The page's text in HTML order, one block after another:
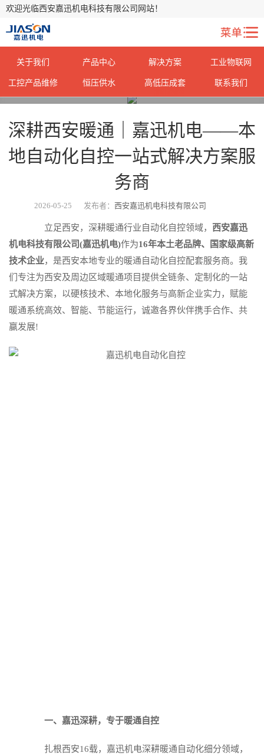
欢迎光临西安嘉迅机电科技有限公司网站！
关于我们 产品中心 解决方案 工业物联网
工控产品维修 恒压供水 高低压成套
联系我们
深耕西安暖通｜嘉迅机电——本
地自动化自控一站式解决方案服
务商
2026-05-25 发布者： 西安嘉迅机电科技有限公司
立足西安，深耕暖通行业自动化自控领域， 西安嘉迅
机电科技有限公司(嘉迅机电)作为16年本土老品牌、国家级高新
技术企业，是西安本地专业的暖通自动化自控配套服务商。我
们专注为西安及周边区域暖通项目提供全链条、定制化的一站
式解决方案，以硬核技术、本地化服务与高新企业实力，赋能
暖通系统高效、智能、节能运行，诚邀各界伙伴携手合作、共
赢发展!
一、嘉迅深耕，专于暖通自控
扎根西安16载，嘉迅机电深耕暖通自动化细分领域，